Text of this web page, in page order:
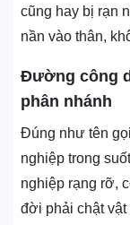
cũng hay bị rạn
nần vào thân,
Đường công
phân nhánh
Đúng như tên
nghiệp trong
nghiệp rạng rỡ,
đời phải chật vật